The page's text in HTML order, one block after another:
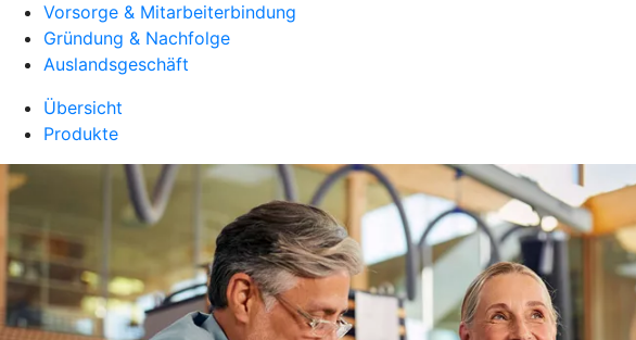
Vorsorge & Mitarbeiterbindung
Gründung & Nachfolge
Auslandsgeschäft
Übersicht
Produkte